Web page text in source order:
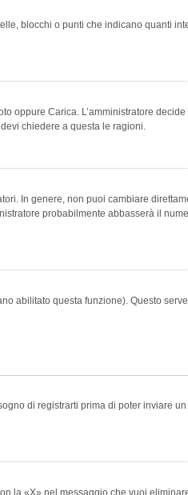
blocchi o punti che indicano quanti
oppure Carica. L’amministratore
chiedere a questa le ragioni.
In genere, non puoi cambiare
probabilmente abbasserà il
abilitato questa funzione). Questo
di registrarti prima di poter inviare
la «X» nel messaggio che vuoi